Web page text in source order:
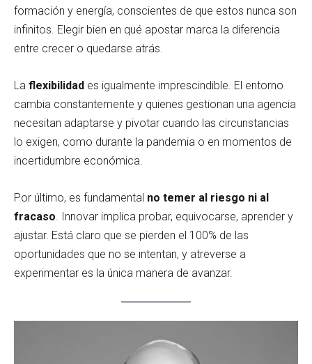
formación y energía, conscientes de que estos nunca son
infinitos. Elegir bien en qué apostar marca la diferencia
entre crecer o quedarse atrás.
La flexibilidad es igualmente imprescindible. El entorno
cambia constantemente y quienes gestionan una agencia
necesitan adaptarse y pivotar cuando las circunstancias
lo exigen, como durante la pandemia o en momentos de
incertidumbre económica.
Por último, es fundamental no temer al riesgo ni al
fracaso. Innovar implica probar, equivocarse, aprender y
ajustar. Está claro que se pierden el 100% de las
oportunidades que no se intentan, y atreverse a
experimentar es la única manera de avanzar.